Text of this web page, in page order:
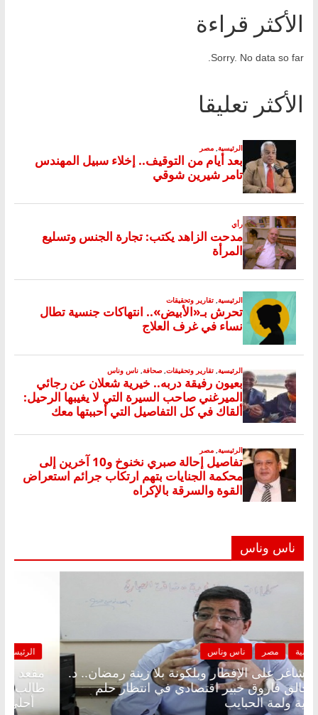
الأكثر قراءة
Sorry. No data so far.
الأكثر تعليقا
ناس وناس
الرئيسية مصر ناس وناس
مقعد شاغر على الإفطار وبلكونة بلا زينة رمضان.. د.
عبدالخالق فاروق خبير اقتصادي في انتظار حلم
الحرية ولمة الحبايب